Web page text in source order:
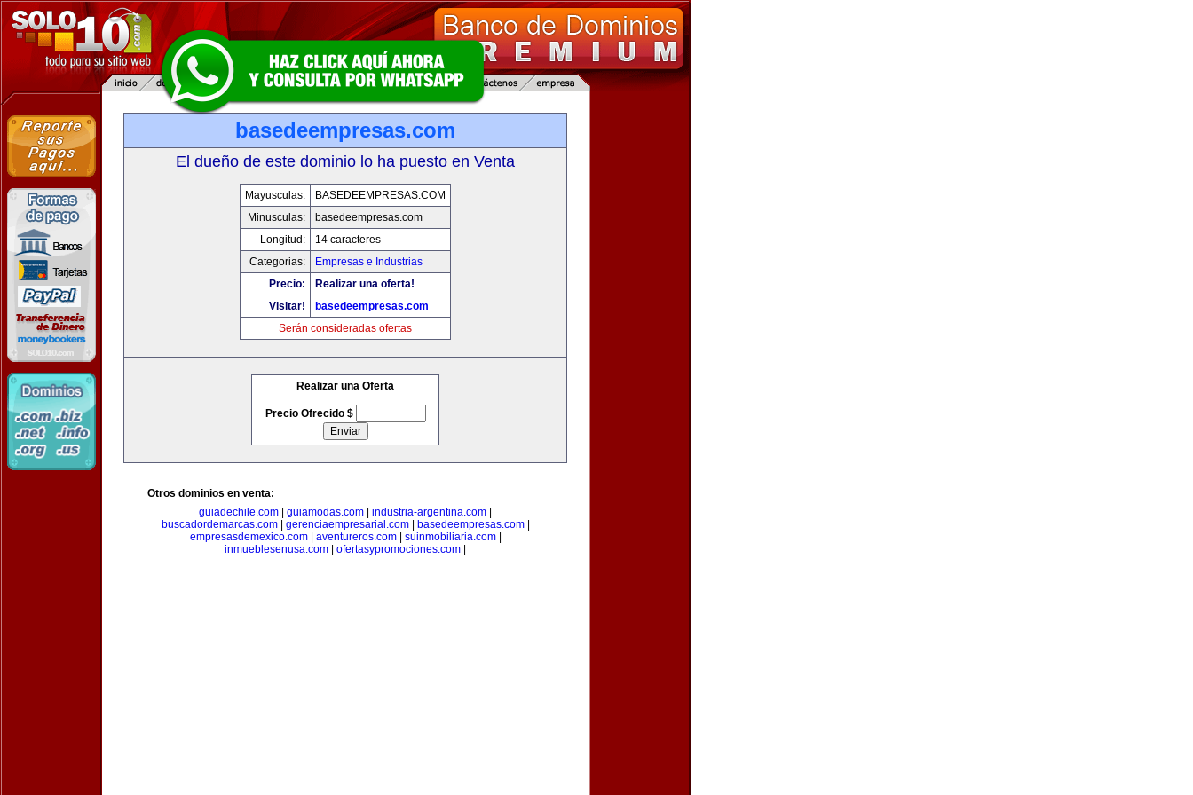
basedeempresas.com
El dueño de este dominio lo ha puesto en Venta
Mayusculas:
BASEDEEMPRESAS.COM
Minusculas:
basedeempresas.com
Longitud:
14 caracteres
Categorias:
Empresas e Industrias
Precio:
Realizar una oferta!
Visitar!
basedeempresas.com
Serán consideradas ofertas
Realizar una Oferta
Precio Ofrecido $
Otros dominios en venta:
guiadechile.com
guiamodas.com industria-argentina.com
buscadordemarcas.com| gerenciaempresarial.com| basedeempresas.com|
empresasdemexico.com| aventureros.com| suinmobiliaria.com|
inmueblesenusa.com
ofertasypromociones.com